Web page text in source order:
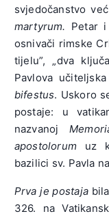
svjedočanstvo
martyrum. Petar
osnivači rimske
tijelu”, „dva
Pavlova
bifestus. Uskoro
postaje: u
nazvanoj
apostolorum uz
bazilici sv. Pavla
Prva je postajabila
326. na